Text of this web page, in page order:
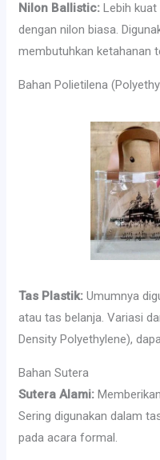
Nilon Ballistic: Lebih kuat
dengan nilon biasa.
membutuhkan ketahanan
Bahan Polietilena
Tas Plastik: Umumnya
atau tas belanja. Variasi
Density Polyethylene),
Bahan Sutera
Sutera Alami:
Sering digunakan dalam
pada acara formal.